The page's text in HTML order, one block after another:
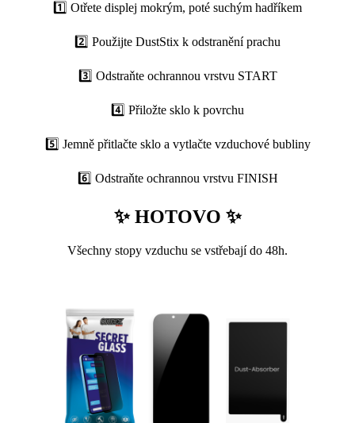
1️⃣ Otřete displej mokrým, poté suchým hadříkem
2️⃣ Použijte DustStix k odstranění prachu
3️⃣ Odstraňte ochrannou vrstvu START
4️⃣ Přiložte sklo k povrchu
5️⃣ Jemně přitlačte sklo a vytlačte vzduchové bubliny
6️⃣ Odstraňte ochrannou vrstvu FINISH
✨ HOTOVO ✨
Všechny stopy vzduchu se vstřebají do 48h.